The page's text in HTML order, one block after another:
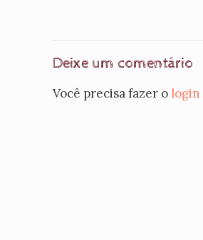
Deixe um comentário
Você precisa fazer o login